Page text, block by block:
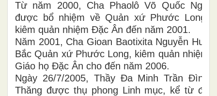
Từ năm 2000, Cha Phaolô Võ Quốc Ngữ
được bổ nhiệm về Quản xứ Phước Long,
kiêm quản nhiệm Đặc Ân đến năm 2001.
Năm 2001, Cha Gioan Baotixita Nguyễn Huy
Bắc Quản xứ Phước Long, kiêm quản nhiệm
Giáo họ Đặc Ân cho đến năm 2006.
Ngày 26/7/2005, Thầy Đa Minh Trần Đình
Thăng được thụ phong Linh mục, kể từ đó